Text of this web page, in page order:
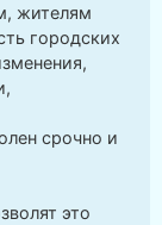
жителям
городских
срочно и
это